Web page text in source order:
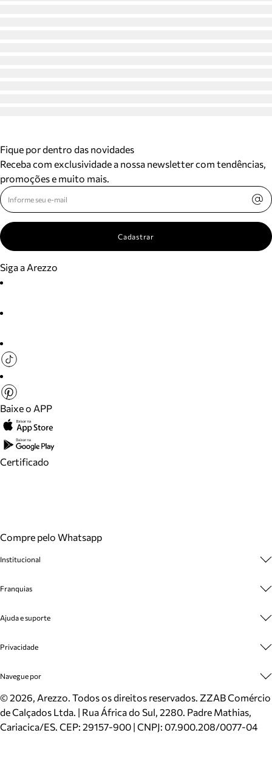
Fique por dentro das novidades
Receba com exclusividade a nossa newsletter com tendências,
promoções e muito mais.
Cadastrar
Siga a Arezzo
Baixe o APP
Certificado
Compre pelo Whatsapp
Institucional
Cashback
Venda Corporativa
Mapa do Site
Inverno
Mundo Arezzo
Franquias
Plano de Negócio
Ajuda e suporte
Cadastro
Meus Pedidos
Trocas e Devoluções
Cartão Presente
Localizador de lojas
Privacidade
Politica e Privacidade
Navegue por
Sapatos
Bolsas
Scarpins
©2026, Arezzo. Todos os direitos reservados. ZZAB Comércio
de Calçados Ltda. | Rua África do Sul, 2280. Padre Mathias,
Cariacica/ES. CEP: 29157-900 | CNPJ: 07.900.208/0077-04